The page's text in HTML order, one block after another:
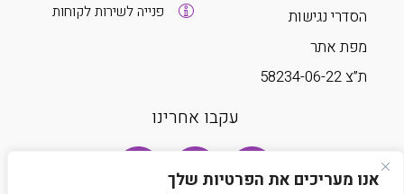
אנו מעריכים את הפרטיות שלך
הסדרי נגישות
מפת אתר
ת”צ 58234-06-22
פנייה לשירות לקוחות
עקבו אחרינו